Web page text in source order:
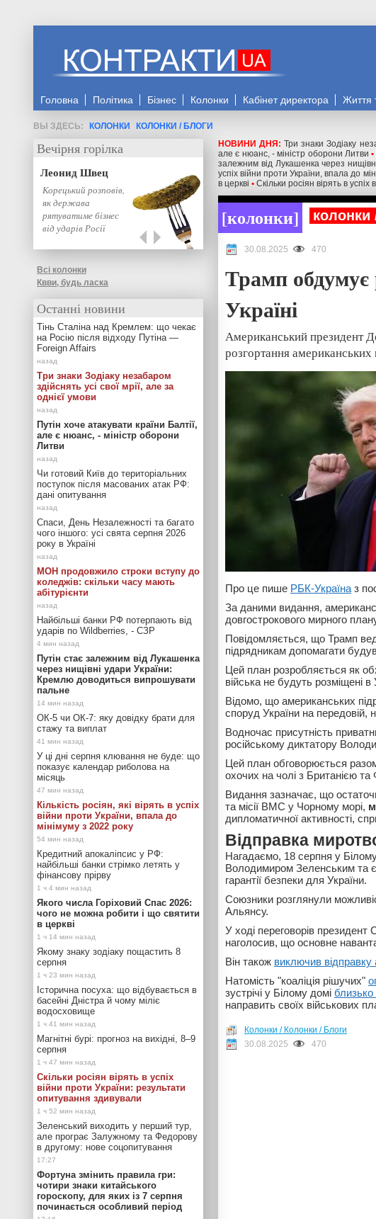
Головна Політика Бізнес Колонки Кабінет директора Життя
КОЛОНКИ
КОЛОНКИ / БЛОГИ
НОВИНИ ДНЯ:Три знаки Зодіаку
але є нюанс, - міністр оборони Литви •
залежним від Лукашенка через
успіх війни проти України, впала до
в церкві • Скільки росіян вірять в
колонки колонки
30.08.2025 470
Трамп обдумує
Україні
Американський президент
розгортання американських
Про це пише РБК-Україна з
За даними видання,
довгострокового мирного
Повідомляється, що Трамп
підрядникам допомагати
Цей план розробляється як
війська не будуть розміщені в
Відомо, що американських
споруд України на передовій,
Водночас присутність
російському диктатору
Цей план обговорюється
охочих на чолі з Британією
Видання зазначає, що
та місії ВМС у Чорному морі,
дипломатичної активності,
Відправка
Нагадаємо, 18 серпня у
Володимиром Зеленським та
гарантії безпеки для України.
Союзники розглянули
Альянсу.
У ході переговорів
наголосив, що основне
Він також виключив відправку
Натомість "коаліція рішучих"
зустрічі у Білому домі близько
направить своїх військових
Колонки / Колонки / Блоги
30.08.2025
470
Вечірня горілка
Леонид Швец
Корецький розповів,
як держава
рятуватиме бізнес
від ударів Росії
Всі колонки
Квви, будь ласка
Останні новини
Тінь Сталіна над Кремлем: що чекає
на Росію після відходу Путіна —
Foreign Affairs
Три знаки Зодіаку незабаром
здійснять усі свої мрії, але за
однієї умови
Путін хоче атакувати країни Балтії,
але є нюанс, - міністр оборони
Литви
Чи готовий Київ до територіальних
поступок після масованих атак РФ:
дані опитування
Спаси, День Незалежності та багато
чого іншого: усі свята серпня 2026
року в Україні
МОН продовжило строки вступу до
коледжів: скільки часу мають
абітурієнти
Найбільші банки РФ потерпають від
ударів по Wildberries, - СЗР
Путін стає залежним від Лукашенка
через нищівні удари України:
Кремлю доводиться випрошувати
пальне
ОК-5 чи ОК-7: яку довідку брати для
стажу та виплат
У ці дні серпня клювання не буде: що
показує календар риболова на
місяць
Кількість росіян, які вірять в успіх
війни проти України, впала до
мінімуму з 2022 року
Кредитний апокаліпсис у РФ:
найбільші банки стрімко летять у
фінансову прірву
Якого числа Горіховий Спас 2026:
чого не можна робити і що святити
в церкві
Якому знаку зодіаку пощастить 8
серпня
Історична посуха: що відбувається в
басейні Дністра й чому міліє
водосховище
Магнітні бурі: прогноз на вихідні, 8–9
серпня
Скільки росіян вірять в успіх
війни проти України: результати
опитування здивували
Зеленський виходить у перший тур,
але програє Залужному та Федорову
в другому: нове соцопитування
Фортуна змінить правила гри:
чотири знаки китайського
гороскопу, для яких із 7 серпня
починається особливий період